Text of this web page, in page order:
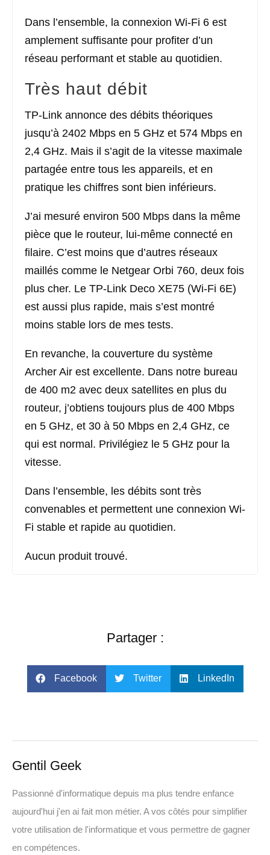
Dans l’ensemble, la connexion Wi-Fi 6 est
amplement suffisante pour profiter d’un
réseau performant et stable au quotidien.
Très haut débit
TP-Link annonce des débits théoriques
jusqu’à 2402 Mbps en 5 GHz et 574 Mbps en
2,4 GHz. Mais il s’agit de la vitesse maximale
partagée entre tous les appareils, et en
pratique les chiffres sont bien inférieurs.
J’ai mesuré environ 500 Mbps dans la même
pièce que le routeur, lui-même connecté en
filaire. C’est moins que d’autres réseaux
maillés comme le Netgear Orbi 760, deux fois
plus cher. Le TP-Link Deco XE75 (Wi-Fi 6E)
est aussi plus rapide, mais s’est montré
moins stable lors de mes tests.
En revanche, la couverture du système
Archer Air est excellente. Dans notre bureau
de 400 m2 avec deux satellites en plus du
routeur, j’obtiens toujours plus de 400 Mbps
en 5 GHz, et 30 à 50 Mbps en 2,4 GHz, ce
qui est normal. Privilégiez le 5 GHz pour la
vitesse.
Dans l’ensemble, les débits sont très
convenables et permettent une connexion Wi-
Fi stable et rapide au quotidien.
Aucun produit trouvé.
Partager :
Facebook Twitter LinkedIn
Gentil Geek
Passionné d'informatique depuis ma plus tendre enfance
aujourd'hui j'en ai fait mon métier. A vos côtés pour simplifier
votre utilisation de l'informatique et vous permettre de gagner
en compétences.